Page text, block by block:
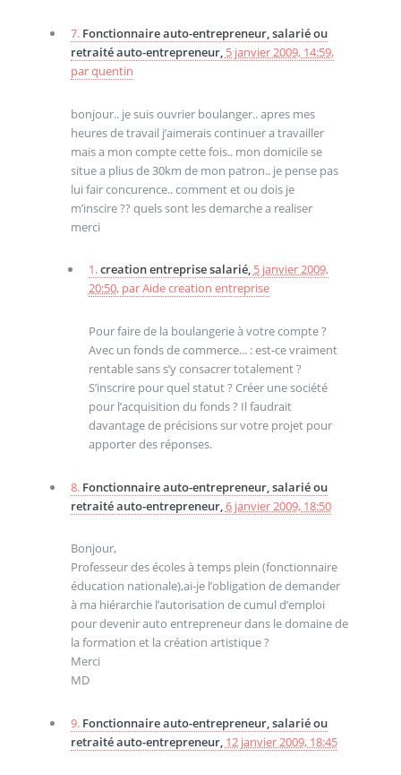
7. Fonctionnaire auto-entrepreneur, salarié ou
retraité auto-entrepreneur, 5 janvier 2009, 14:59,
parquentin
bonjour.. je suis ouvrier boulanger.. apres mes
heures de travail j’aimerais continuer a travailler
mais a mon compte cette fois.. mon domicile se
situe a plius de 30km de mon patron.. je pense pas
lui fair concurence.. comment et ou dois je
m’inscire ?? quels sont les demarche a realiser
merci
1.creation entreprise salarié, 5 janvier 2009,
20:50, parAide creation entreprise
Pour faire de la boulangerie à votre compte ?
Avec un fonds de commerce... : est-ce vraiment
rentable sans s’y consacrer totalement ?
S’inscrire pour quel statut ? Créer une société
pour l’acquisition du fonds ? Il faudrait
davantage de précisions sur votre projet pour
apporter des réponses.
8. Fonctionnaire auto-entrepreneur, salarié ou
retraité auto-entrepreneur,6 janvier 2009, 18:50
Bonjour,
Professeur des écoles à temps plein (fonctionnaire
éducation nationale),ai-je l’obligation de demander
à ma hiérarchie l’autorisation de cumul d’emploi
pour devenir auto entrepreneur dans le domaine de
la formation et la création artistique ?
Merci
MD
9. Fonctionnaire auto-entrepreneur, salarié ou
retraité auto-entrepreneur, 12 janvier 2009, 18:45